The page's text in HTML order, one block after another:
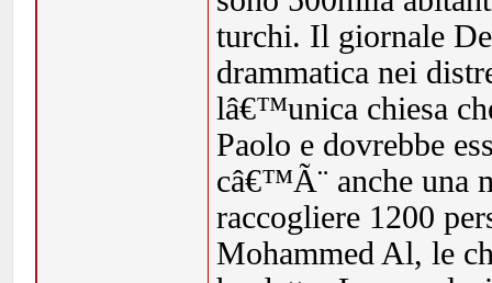
turchi. Il giornale
drammatica nei
lâ€™unica chiesa
Paolo e dovrebbe
câ€™Ã¨ anche una
raccogliere 1200
Mohammed Al, le